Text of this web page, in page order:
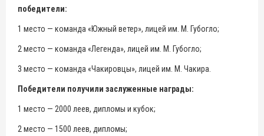
победители:
1 место — команда «Южный ветер», лицей им. М. Губогло;
2 место — команда «Легенда», лицей им. М. Губогло;
3 место — команда «Чакировцы», лицей им. М. Чакира.
Победители получили заслуженные награды:
1 место — 2000 леев, дипломы и кубок;
2 место — 1500 леев, дипломы;